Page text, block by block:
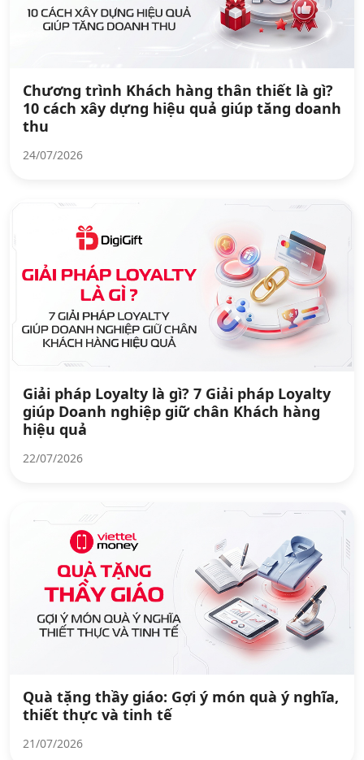
Chương trình Khách hàng thân thiết là gì?
10 cách xây dựng hiệu quả giúp tăng doanh
thu
24/07/2026
Giải pháp Loyalty là gì? 7 Giải pháp Loyalty
giúp Doanh nghiệp giữ chân Khách hàng
hiệu quả
22/07/2026
Quà tặng thầy giáo: Gợi ý món quà ý nghĩa,
thiết thực và tinh tế
21/07/2026